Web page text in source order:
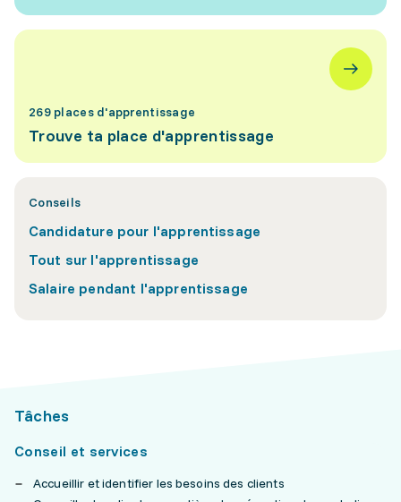
269 places d'apprentissage
Trouve ta place d'apprentissage
Conseils
Candidature pour l'apprentissage
Tout sur l'apprentissage
Salaire pendant l'apprentissage
Tâches
Conseil et services
Accueillir et identifier les besoins des clients